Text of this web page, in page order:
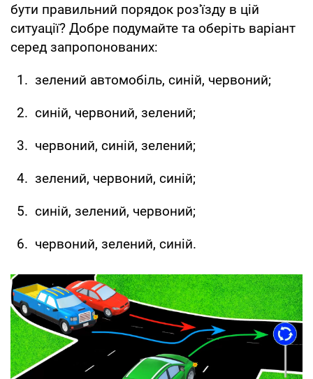
бути правильний порядок роз'їзду в цій
ситуації? Добре подумайте та оберіть варіант
серед запропонованих:
зелений автомобіль, синій, червоний;
синій, червоний, зелений;
червоний, синій, зелений;
зелений, червоний, синій;
синій, зелений, червоний;
червоний, зелений, синій.